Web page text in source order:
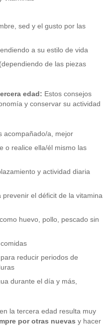
sed y el gusto por las
a su estilo de vida
de las piezas
edad: Estos consejos
y conservar su actividad
acompañado/a, mejor
o realice ella/él mismo las
y actividad diaria
el déficit de la vitamina
huevo, pollo, pescado sin
reducir periodos de
durante el día y más,
la tercera edad resulta muy
por otras nuevas y hacer